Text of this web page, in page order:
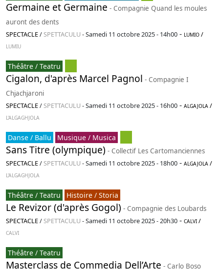
Germaine et Germaine - Compagnie Quand les moules
auront des dents
SPECTACLE/ SPETTACULU -Samedi 11 octobre 2025 - 14h00 - LUMIO /
LUMIU
Théâtre / Teatru
Cigalon, d'après Marcel Pagnol - Compagnie I
Chjachjaroni
SPECTACLE/ SPETTACULU -Samedi 11 octobre 2025 - 16h00 - ALGAJOLA /
L'ALGAGHJOLA
Danse / Ballu Musique / Musica
Sans Titre (olympique) - Collectif Les Cartomanciennes
SPECTACLE/ SPETTACULU -Samedi 11 octobre 2025 - 18h00 - ALGAJOLA /
L'ALGAGHJOLA
Théâtre / Teatru Histoire / Storia
Le Revizor (d'après Gogol) - Compagnie des Loubards
SPECTACLE/ SPETTACULU -Samedi 11 octobre 2025 - 20h30 - CALVI /
CALVI
Théâtre / Teatru
Masterclass de Commedia Dell’Arte - Carlo Boso